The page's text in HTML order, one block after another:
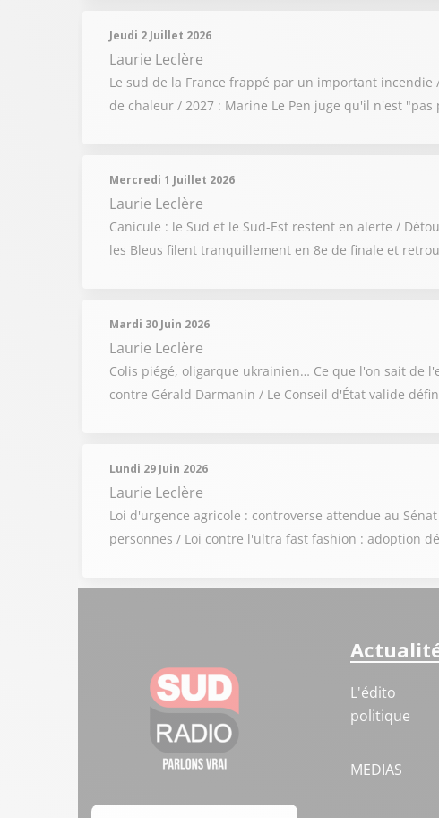
Jeudi 2 Juillet 2026
Laurie Leclère
Le sud de la France frappé par un important
de chaleur / 2027 : Marine Le Pen juge qu'il n'est
Mercredi 1 Juillet 2026
Laurie Leclère
Canicule : le Sud et le Sud-Est restent en alerte /
les Bleus filent tranquillement en 8e de finale et
Mardi 30 Juin 2026
Laurie Leclère
Colis piégé, oligarque ukrainien… Ce que l'on sait de
contre Gérald Darmanin / Le Conseil d'État valide
Lundi 29 Juin 2026
Laurie Leclère
Loi d'urgence agricole : controverse attendue au
personnes / Loi contre l'ultra fast fashion : adoption
L'édito
politique
MEDIAS